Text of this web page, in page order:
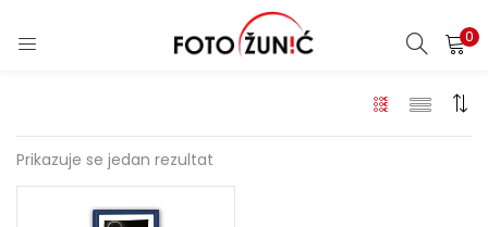
0
Prikazuje se jedan rezultat